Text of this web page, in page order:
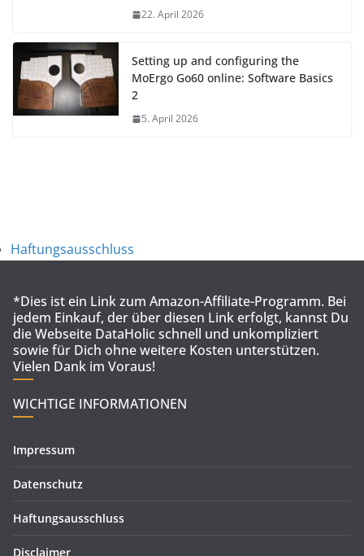
22. April 2026
Setting up and configuring the
MoErgo Go60 online: Software Basics
2
5. April 2026
Haftungsausschluss
*Dies ist ein Link zum Amazon-Affiliate-Programm. Bei
jedem Einkauf, der über diesen Link erfolgt, kannst Du
die Webseite DataHolic schnell und unkompliziert
sowie für Dich ohne weitere Kosten unterstützen.
Vielen Dank im Voraus!
WICHTIGE INFORMATIONEN
Impressum
Datenschutz
Haftungsausschluss
Disclaimer